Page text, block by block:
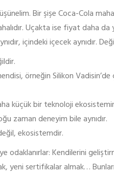
Bir şişe Coca-Cola
Uçakta ise fiyat daha da
içindeki içecek aynıdır.
örneğin Silikon
küçük bir teknoloji
zaman deneyim bile aynıdır.
ekosistemdir.
odaklanırlar: Kendilerini
yeni sertifikalar almak…